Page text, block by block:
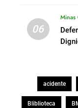
06
Minas
acidente
Bliblioteca